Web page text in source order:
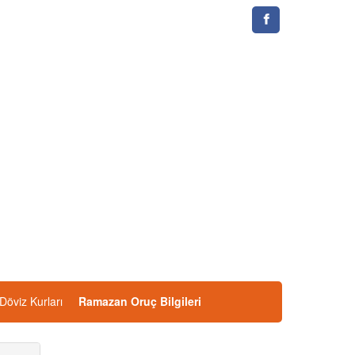
Döviz Kurları Ramazan Oruç Bilgileri